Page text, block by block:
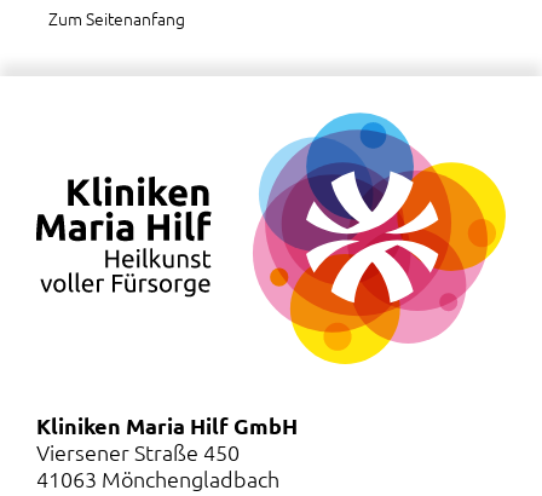
Zum Seitenanfang
Kliniken Maria Hilf GmbH
Viersener Straße 450
41063 Mönchengladbach